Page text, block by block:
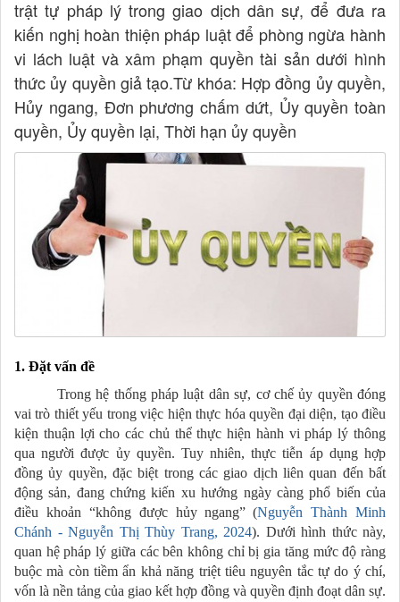
trật tự pháp lý trong giao dịch dân sự, để đưa ra
kiến nghị hoàn thiện pháp luật để phòng ngừa hành
vi lách luật và xâm phạm quyền tài sản dưới hình
thức ủy quyền giả tạo.Từ khóa: Hợp đồng ủy quyền,
Hủy ngang, Đơn phương chấm dứt, Ủy quyền toàn
quyền, Ủy quyền lại, Thời hạn ủy quyền
1. Đặt vấn đề
Trong hệ thống pháp luật dân sự, cơ chế ủy quyền đóng
vai trò thiết yếu trong việc hiện thực hóa quyền đại diện, tạo điều
kiện thuận lợi cho các chủ thể thực hiện hành vi pháp lý thông
qua người được ủy quyền. Tuy nhiên, thực tiễn áp dụng hợp
đồng ủy quyền, đặc biệt trong các giao dịch liên quan đến bất
động sản, đang chứng kiến xu hướng ngày càng phổ biến của
điều khoản “không được hủy ngang” (Nguyễn Thành Minh
Chánh - Nguyễn Thị Thùy Trang, 2024). Dưới hình thức này,
quan hệ pháp lý giữa các bên không chỉ bị gia tăng mức độ ràng
buộc mà còn tiềm ẩn khả năng triệt tiêu nguyên tắc tự do ý chí,
vốn là nền tảng của giao kết hợp đồng và quyền định đoạt dân sự.